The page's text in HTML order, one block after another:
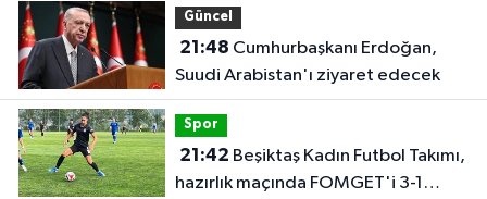
Güncel
21:48
Suudi Arabistan'ı ziyaret edecek
Spor
21:42
hazırlık maçında FOMGET'i 3-1